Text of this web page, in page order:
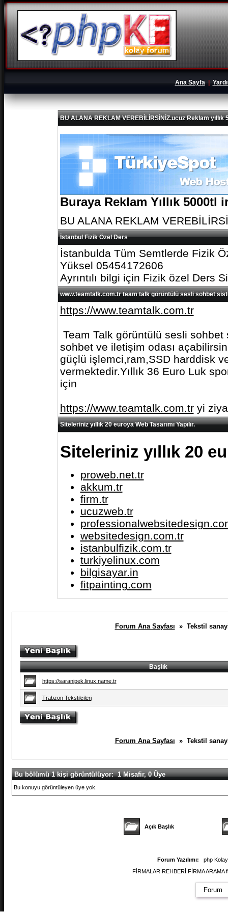
Ana Sayfa|
BU ALANA REKLAM VEREBİLİRSİNİZ.ucuz Reklam yıllık
Buraya Reklam Yıllık
BU ALANA REKLAM
İstanbul Fizik Özel Ders
İstanbulda Tüm Semtlerde Fizik
Yüksel 05454172606
Ayrıntılı bilgi için Fizik özel Ders
www.teamtalk.com.tr team talk görüntülü sesli sohbet
https://www.teamtalk.com.tr
Team Talk görüntülü sesli
sohbet ve iletişim odası
güçlü işlemci,ram,SSD harddisk
vermektedir.Yıllık 36 Euro Luk
için
https://www.teamtalk.com.tryi
Siteleriniz yıllık 20 euroya Web Tasarımı Yapılır.
Siteleriniz yıllık 20
proweb.net.tr
akkum.tr
firm.tr
ucuzweb.tr
websitedesign.com.tr
istanbulfizik.com.tr
turkiyelinux.com
bilgisayar.in
fitpainting.com
Forum Ana Sayfası » Tekstil
Başlık
https://saranipek.linux.name.tr
Trabzon Tekstilcileri
Forum Ana Sayfası » Tekstil
Bu bölümü 1 kişi görüntülüyor: 1 Misafir, 0 Üye
Bu konuyu görüntüleyen üye yok.
Açık Başlık
Forum Yazılımı:
php
FİRMALAR REHBERİ FİRMA
Forum